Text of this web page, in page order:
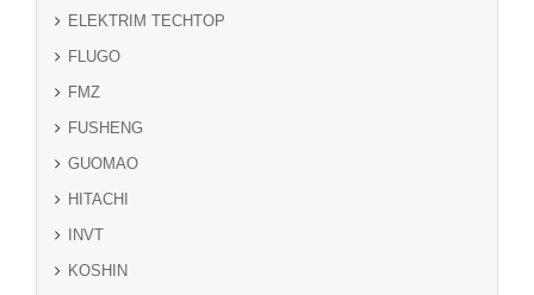
ELEKTRIM TECHTOP
FLUGO
FMZ
FUSHENG
GUOMAO
HITACHI
INVT
KOSHIN